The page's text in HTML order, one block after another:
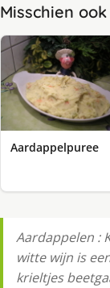
Misschien
Aardappelpuree
Aardappelen :
witte wijn is
krieltjes